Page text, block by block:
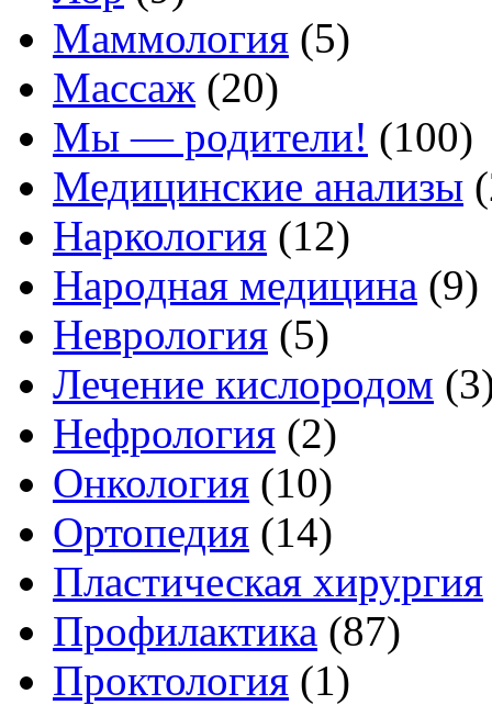
Маммология (5)
Массаж (20)
Мы — родители! (100)
Медицинские анализы
Наркология (12)
Народная медицина (9)
Неврология (5)
Лечение кислородом
Нефрология (2)
Онкология (10)
Ортопедия (14)
Пластическая хирургия
Профилактика (87)
Проктология (1)